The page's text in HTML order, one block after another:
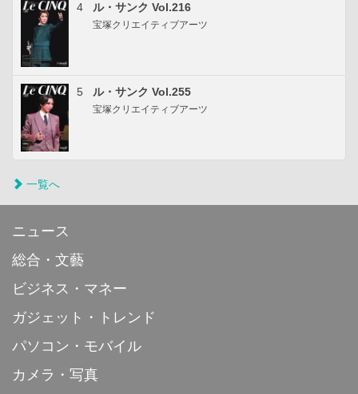
4 ル・サンク Vol.216
宝塚クリエイティブアーツ
5 ル・サンク Vol.255
宝塚クリエイティブアーツ
一覧へ
ニュース
総合・文藝
ビジネス・マネー
ガジェット・トレンド
パソコン・モバイル
カメラ・写真